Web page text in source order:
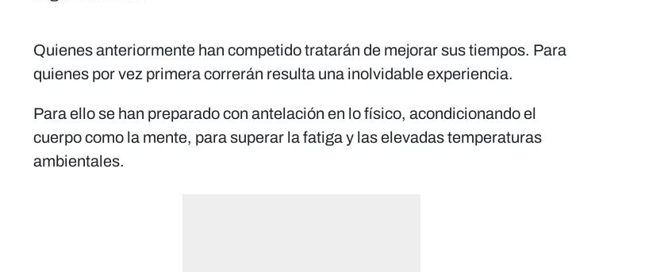
Quienes anteriormente han competido tratarán de mejorar sus tiempos. Para
quienes por vez primera correrán resulta una inolvidable experiencia.
Para ello se han preparado con antelación en lo físico, acondicionando el
cuerpo como la mente, para superar la fatiga y las elevadas temperaturas
ambientales.